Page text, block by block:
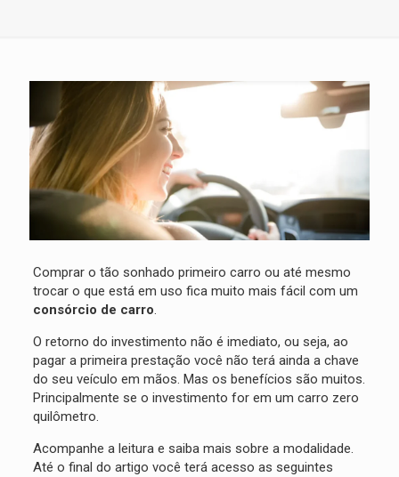
Comprar o tão sonhado primeiro carro ou até mesmo
trocar o que está em uso fica muito mais fácil com um
consórcio de carro.
O retorno do investimento não é imediato, ou seja, ao
pagar a primeira prestação você não terá ainda a chave
do seu veículo em mãos. Mas os benefícios são muitos.
Principalmente se o investimento for em um carro zero
quilômetro.
Acompanhe a leitura e saiba mais sobre a modalidade.
Até o final do artigo você terá acesso as seguintes